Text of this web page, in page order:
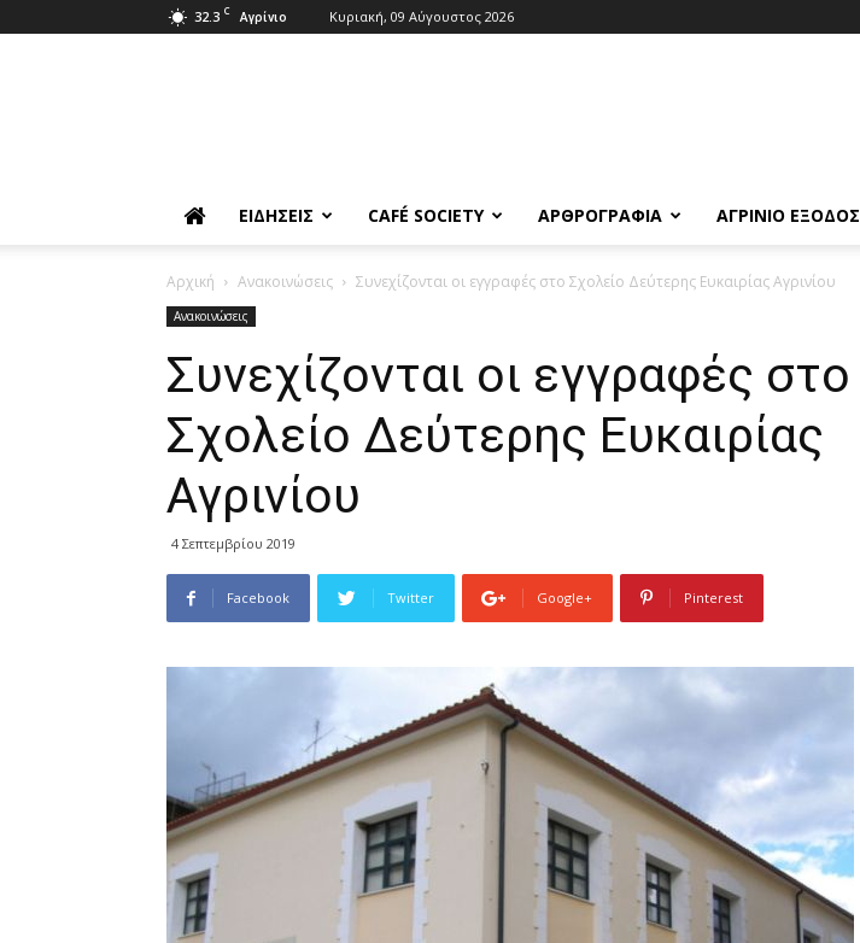
32.3 C Αγρίνιο Κυριακή, 09 Αύγουστος 2026
ΕΙΔΉΣΕΙΣ CAFÉ SOCIETY ΑΡΘΡΟΓΡΑΦΊΑ ΑΓΡΊΝΙΟ ΈΞΟΔΟΣ
Αρχική Ανακοινώσεις Συνεχίζονται οι εγγραφές στο Σχολείο Δεύτερης Ευκαιρίας Αγρινίου
Ανακοινώσεις
Συνεχίζονται οι εγγραφές στο
Σχολείο Δεύτερης Ευκαιρίας
Αγρινίου
4 Σεπτεμβρίου 2019
Facebook Twitter Google+ Pinterest